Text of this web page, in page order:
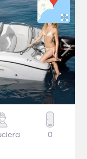
0